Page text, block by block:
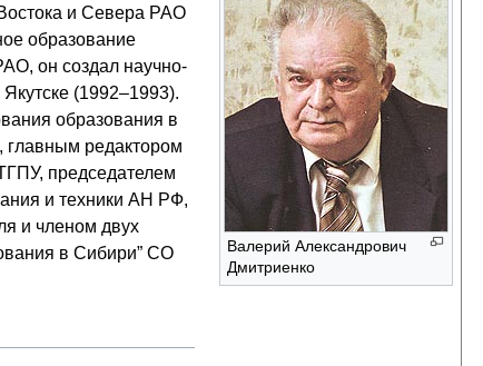
Валерий Александрович
Дмитриенко
и Севера РАО
образование
он создал научно-
(1992–1993).
образования в
редактором
председателем
и техники АН РФ,
и членом двух
в Сибири” СО